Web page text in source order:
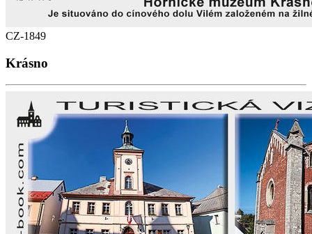
CZ-1849
Krásno